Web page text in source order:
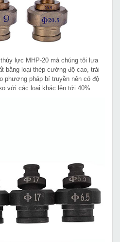
lực MHP-20 mà chúng tôi lựa
bằng loại thép cường độ cao, trải
phương pháp bí truyền nên có độ
với các loại khác lên tới 40%.